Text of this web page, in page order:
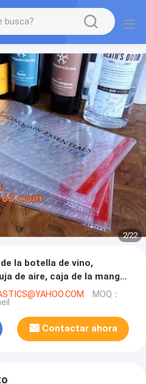
2/22
la botella de vino,
de aire, caja de la manga
de la seguridad resiste
MOQ：
Contactar ahora